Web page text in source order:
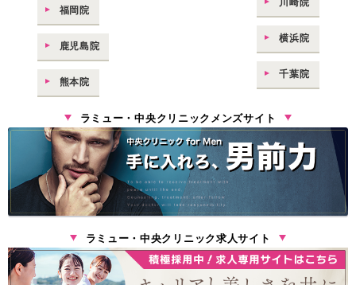
横浜院
千葉院
福岡院
鹿児島院
熊本院
ラミュー・中央クリニックメンズサイト
ラミュー・中央クリニック求人サイト